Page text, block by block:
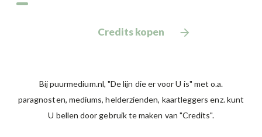
Credits kopen
Bij puurmedium.nl, "De lijn die er voor U is" met o.a.
paragnosten, mediums, helderzienden, kaartleggers enz. kunt
U bellen door gebruik te maken van "Credits".